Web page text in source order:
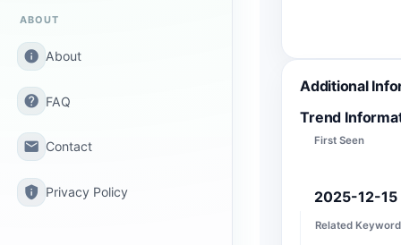
ABOUT
info About
help FAQ
email Contact
privacy_tip Privacy Policy
Additional
Trend
First Seen
2025-12-15
Related